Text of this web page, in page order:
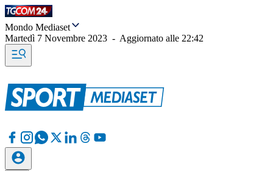
Mondo Mediaset
Martedì 7 Novembre 2023 - Aggiornato alle 22:42